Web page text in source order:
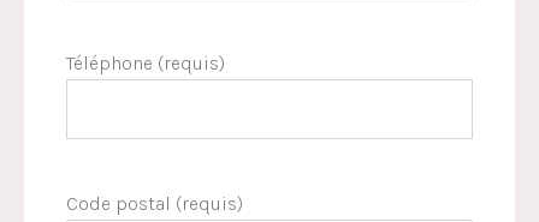
Téléphone (requis)
Code postal (requis)